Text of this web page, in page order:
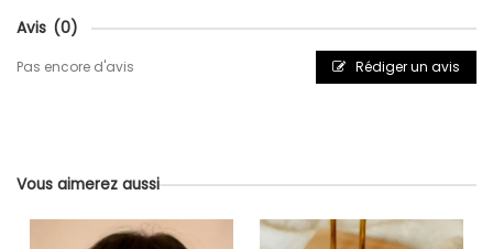
Avis (0)
Pas encore d'avis Rédiger un avis
Vous aimerez aussi